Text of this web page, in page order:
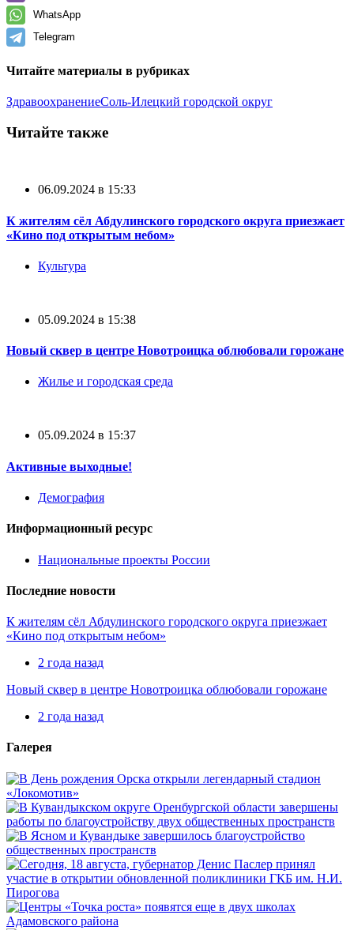
WhatsApp
Telegram
Читайте материалы в рубриках
ЗдравоохранениеСоль-Илецкий городской округ
Читайте также
06.09.2024 в 15:33
К жителям сёл Абдулинского городского округа приезжает
«Кино под открытым небом»
Культура
05.09.2024 в 15:38
Новый сквер в центре Новотроицка облюбовали горожане
Жилье и городская среда
05.09.2024 в 15:37
Активные выходные!
Демография
Информационный ресурс
Национальные проекты России
Последние новости
К жителям сёл Абдулинского городского округа приезжает
«Кино под открытым небом»
2 года назад
Новый сквер в центре Новотроицка облюбовали горожане
2 года назад
Галерея